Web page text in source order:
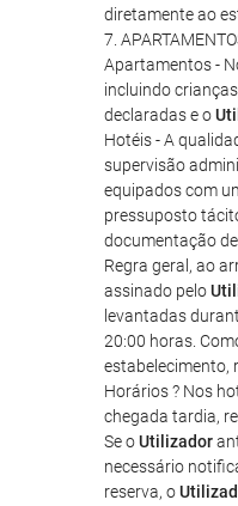
diretamente ao
7.
Apartamentos -
incluindo
declaradas e o
Hotéis - A
supervisão
equipados com
pressuposto
documentação
Regra geral, ao
assinado pelo
levantadas
20:00 horas.
estabelecimento,
Horários ? Nos
chegada tardia,
Se oUtilizador
necessário
reserva, o